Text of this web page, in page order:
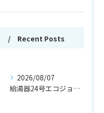
Recent Posts
2026/08/07
給湯器24号エコジョーズの省エネ技術解説